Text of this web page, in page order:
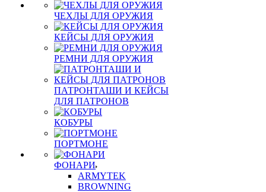
ЧЕХЛЫ ДЛЯ ОРУЖИЯ
КЕЙСЫ ДЛЯ ОРУЖИЯ
РЕМНИ ДЛЯ ОРУЖИЯ
ПАТРОНТАШИ И КЕЙСЫ
ДЛЯ ПАТРОНОВ
КОБУРЫ
ПОРТМОНЕ
ФОНАРИ
ARMYTEK
BROWNING